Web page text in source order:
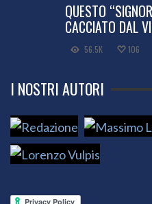
QUESTO
CACCIATO DAL
56.5K 106
I NOSTRI AUTORI